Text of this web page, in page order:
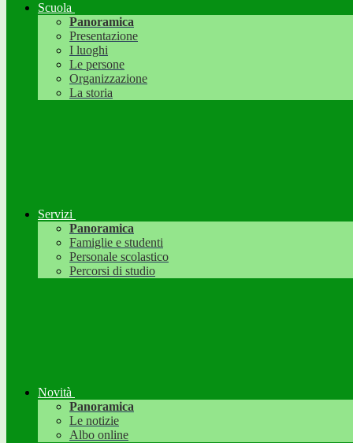
Scuola
Panoramica
Presentazione
I luoghi
Le persone
Organizzazione
La storia
Servizi
Panoramica
Famiglie e studenti
Personale scolastico
Percorsi di studio
Novità
Panoramica
Le notizie
Albo online